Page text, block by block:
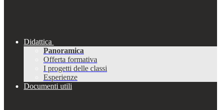
Didattica
Panoramica
Offerta formativa
I progetti delle classi
Esperienze
Documenti utili